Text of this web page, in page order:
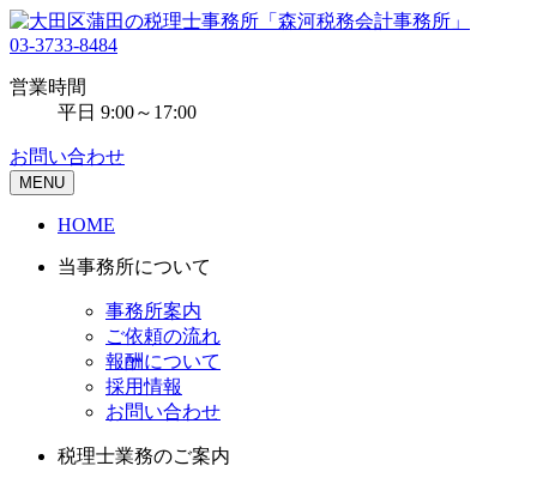
03-3733-8484
営業時間
平日 9:00～17:00
お問い合わせ
MENU
HOME
当事務所について
事務所案内
ご依頼の流れ
報酬について
採用情報
お問い合わせ
税理士業務のご案内